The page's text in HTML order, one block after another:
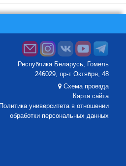
Республика Беларусь, Гомель
246029, пр-т Октября, 48
Схема проезда
Карта сайта
Политика университета в отношении
обработки персональных данных